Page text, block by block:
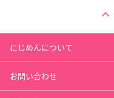
にじめんについて
お問い合わせ